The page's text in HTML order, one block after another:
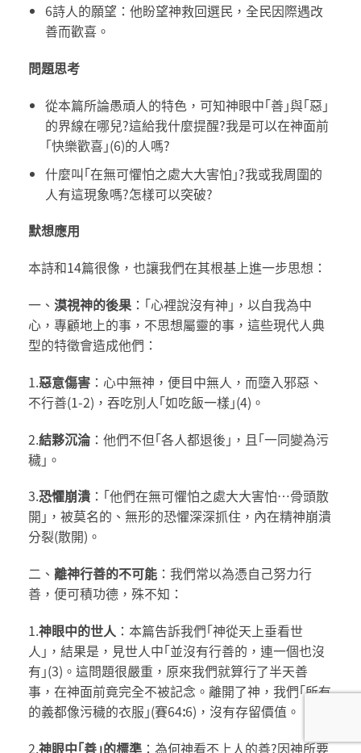
6詩人的願望：他盼望神救回選民，全民因際遇改
善而歡喜。
問題思考
從本篇所論愚頑人的特色，可知神眼中｢善｣與｢惡｣
的界線在哪兒?這給我什麼提醒?我是可以在神面前
｢快樂歡喜｣(6)的人嗎?
什麼叫｢在無可懼怕之處大大害怕｣?我或我周圍的
人有這現象嗎?怎樣可以突破?
默想應用
本詩和14篇很像，也讓我們在其根基上進一步思想：
一、 漠視神的後果 ：｢心裡說沒有神｣，以自我為中
心，專顧地上的事，不思想屬靈的事，這些現代人典
型的特徵會造成他們：
1.惡意傷害 ：心中無神，便目中無人，而墮入邪惡、
不行善(1-2)，吞吃別人｢如吃飯一樣｣(4)。
2.結夥沉淪 ：他們不但｢各人都退後｣，且｢一同變為污
穢｣。
3.恐懼崩潰 ：｢他們在無可懼怕之處大大害怕…骨頭散
開｣，被莫名的、無形的恐懼深深抓住，內在精神崩潰
分裂(散開)。
二、 離神行善的不可能 ：我們常以為憑自己努力行
善，便可積功德，殊不知：
1.神眼中的世人 ：本篇告訴我們｢神從天上垂看世
人｣，結果是，見世人中｢並沒有行善的，連一個也沒
有｣(3)。這問題很嚴重，原來我們就算行了半天善
事，在神面前竟完全不被記念。離開了神，我們｢所有
的義都像污穢的衣服｣(賽64:6)，沒有存留價值。
2.神眼中｢善｣的標準 ：為何神看不上人的善?因神所要